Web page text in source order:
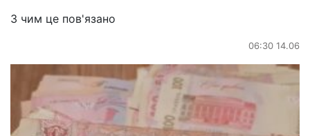
З чим це пов'язано
06:30 14.06